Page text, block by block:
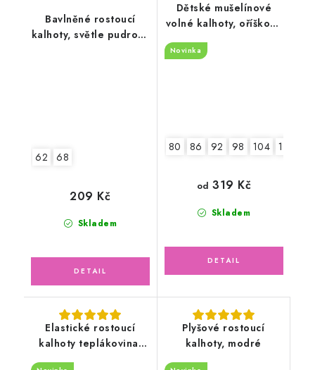
Bavlněné rostoucí
kalhoty, světle pudrově
62 68
Skladem
209 Kč
Dětské mušelínové
volné kalhoty, oříškové
Novinka
80 86 92 98 104 110
Skladem
od 319 Kč
Elastické rostoucí
kalhoty teplákovina,
Stavební stroje a Auta
Plyšové rostoucí
kalhoty, modré